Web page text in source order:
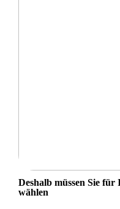
Deshalb müssen Sie
wählen